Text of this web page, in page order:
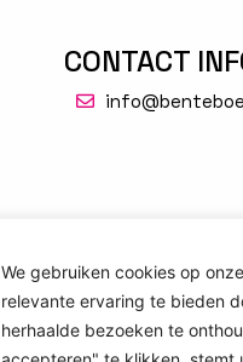
We gebruiken cookies op
relevante ervaring te bieden
herhaalde bezoeken te
CONTACT